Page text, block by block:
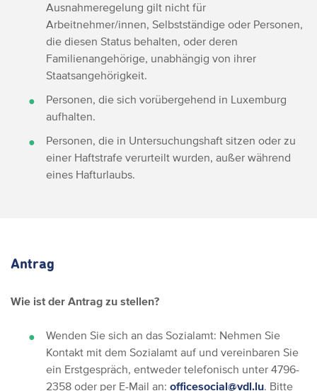
Ausnahmeregelung gilt nicht für
Arbeitnehmer/innen, Selbstständige oder Personen,
die diesen Status behalten, oder deren
Familienangehörige, unabhängig von ihrer
Staatsangehörigkeit.
Personen, die sich vorübergehend in Luxemburg
aufhalten.
Personen, die in Untersuchungshaft sitzen oder zu
einer Haftstrafe verurteilt wurden, außer während
eines Hafturlaubs.
Antrag
Wie ist der Antrag zu stellen?
Wenden Sie sich an das Sozialamt: Nehmen Sie
Kontakt mit dem Sozialamt auf und vereinbaren Sie
ein Erstgespräch, entweder telefonisch unter 4796-
2358 oder per E-Mail an: officesocial@vdl.lu. Bitte